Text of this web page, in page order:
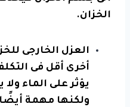
الخزان.
العزل الخارجى
أخرى أقل فى
يؤثر على الماء
ولكنها مهمة